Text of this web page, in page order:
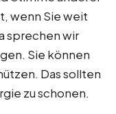
wenn Sie weit
sprechen wir
Sie können
Das sollten
zu schonen.